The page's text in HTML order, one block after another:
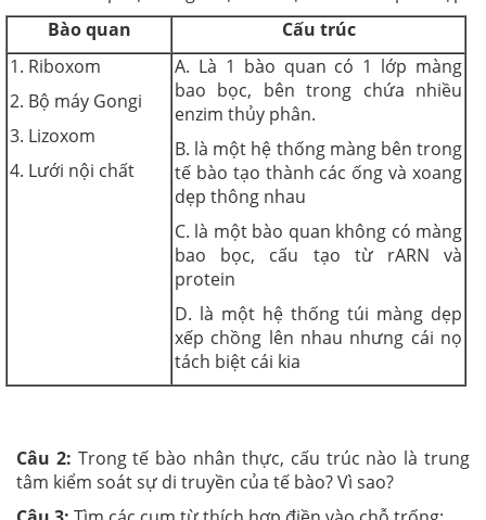
Bào quan
Cấu trúc
1. Riboxom
2. Bộ máy Gongi
3. Lizoxom
4. Lưới nội chất
A. Là 1 bào quan có 1 lớp màng
bao bọc, bên trong chứa nhiều
enzim thủy phân.
B. là một hệ thống màng bên trong
tế bào tạo thành các ống và xoang
dẹp thông nhau
C. là một bào quan không có màng
bao bọc, cấu tạo từ rARN và
protein
D. là một hệ thống túi màng dẹp
xếp chồng lên nhau nhưng cái nọ
tách biệt cái kia
Câu 2: Trong tế bào nhân thực, cấu trúc nào là trung
tâm kiểm soát sự di truyền của tế bào? Vì sao?